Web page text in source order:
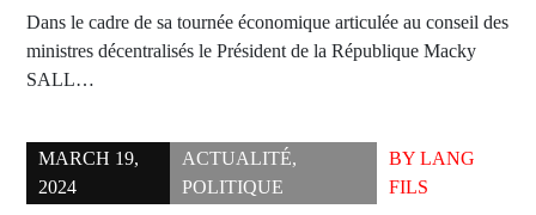
Dans le cadre de sa tournée économique articulée au conseil des
ministres décentralisés le Président de la République Macky
SALL…
MARCH 19,
2024
ACTUALITÉ,
POLITIQUE
BYLANG
FILS